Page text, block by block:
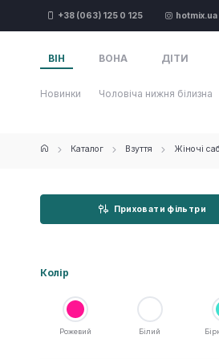
+38 (063) 125 0 125 hotmix.ua
ВІН ВОНА ДІТИ
Новинки Чоловіча нижня білизна
Каталог Взуття Жіночі
Приховати фільтри
Колір
Рожевий Білий